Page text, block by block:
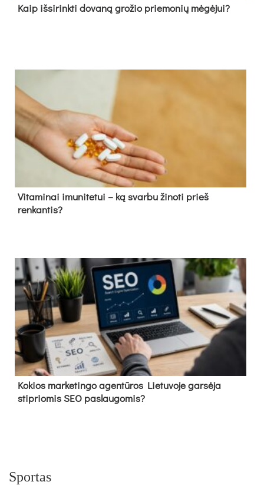
Kaip išsirinkti dovaną grožio priemonių mėgėjui?
Vitaminai imunitetui – ką svarbu žinoti prieš
renkantis?
Kokios marketingo agentūros Lietuvoje garsėja
stipriomis SEO paslaugomis?
Sportas